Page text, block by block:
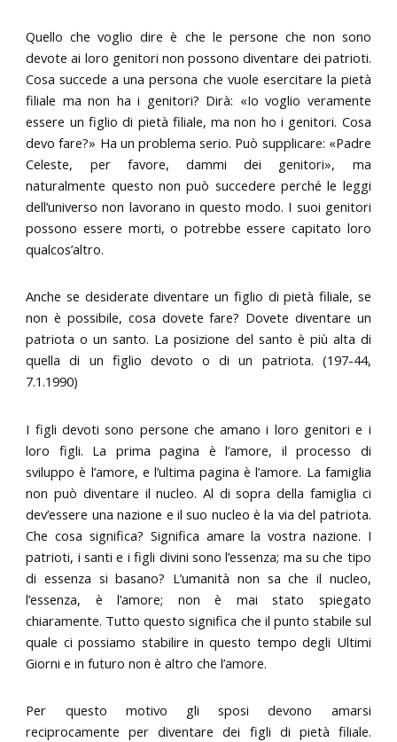
Quello che voglio dire è che le persone che non sono
devote ai loro genitori non possono diventare dei patrioti.
Cosa succede a una persona che vuole esercitare la pietà
filiale ma non ha i genitori? Dirà: «Io voglio veramente
essere un figlio di pietà filiale, ma non ho i genitori. Cosa
devo fare?» Ha un problema serio. Può supplicare: «Padre
Celeste, per favore, dammi dei genitori», ma
naturalmente questo non può succedere perché le leggi
dell’universo non lavorano in questo modo. I suoi genitori
possono essere morti, o potrebbe essere capitato loro
qualcos’altro.
Anche se desiderate diventare un figlio di pietà filiale, se
non è possibile, cosa dovete fare? Dovete diventare un
patriota o un santo. La posizione del santo è più alta di
quella di un figlio devoto o di un patriota. (197-44,
7.1.1990)
I figli devoti sono persone che amano i loro genitori e i
loro figli. La prima pagina è l’amore, il processo di
sviluppo è l’amore, e l’ultima pagina è l’amore. La famiglia
non può diventare il nucleo. Al di sopra della famiglia ci
dev’essere una nazione e il suo nucleo è la via del patriota.
Che cosa significa? Significa amare la vostra nazione. I
patrioti, i santi e i figli divini sono l’essenza; ma su che tipo
di essenza si basano? L’umanità non sa che il nucleo,
l’essenza, è l’amore; non è mai stato spiegato
chiaramente. Tutto questo significa che il punto stabile sul
quale ci possiamo stabilire in questo tempo degli Ultimi
Giorni e in futuro non è altro che l’amore.
Per questo motivo gli sposi devono amarsi
reciprocamente per diventare dei figli di pietà filiale.